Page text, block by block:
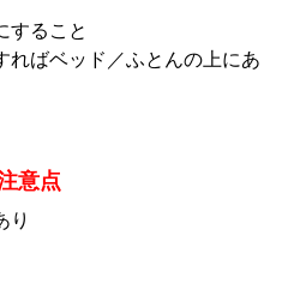
すること
ればベッド／ふとんの上にあ
意点
り